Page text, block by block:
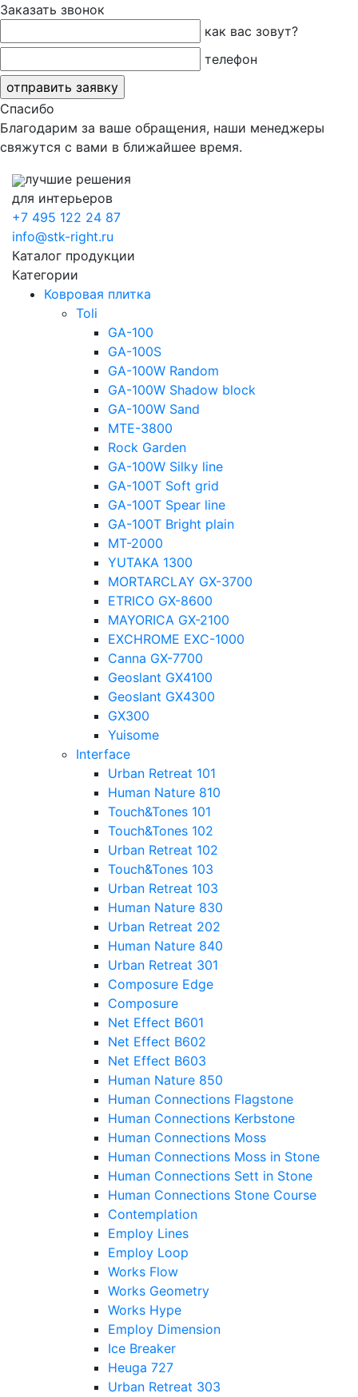
Заказать звонок
как вас зовут?
телефон
Спасибо
Благодарим за ваше обращения, наши менеджеры
свяжутся с вами в ближайшее время.
лучшие решения
для интерьеров
+7 495 122 24 87
info@stk-right.ru
Каталог продукции
Категории
Ковровая плитка
Toli
GA-100
GA-100S
GA-100W Random
GA-100W Shadow block
GA-100W Sand
MTE-3800
Rock Garden
GA-100W Silky line
GA-100T Soft grid
GA-100T Spear line
GA-100T Bright plain
MT-2000
YUTAKA 1300
MORTARCLAY GX-3700
ETRICO GX-8600
MAYORICA GX-2100
EXCHROME EXC-1000
Canna GX-7700
Geoslant GX4100
Geoslant GX4300
GX300
Yuisome
Interface
Urban Retreat 101
Human Nature 810
Touch&Tones 101
Touch&Tones 102
Urban Retreat 102
Touch&Tones 103
Urban Retreat 103
Human Nature 830
Urban Retreat 202
Human Nature 840
Urban Retreat 301
Composure Edge
Composure
Net Effect B601
Net Effect B602
Net Effect B603
Human Nature 850
Human Connections Flagstone
Human Connections Kerbstone
Human Connections Moss
Human Connections Moss in Stone
Human Connections Sett in Stone
Human Connections Stone Course
Contemplation
Employ Lines
Employ Loop
Works Flow
Works Geometry
Works Hype
Employ Dimension
Ice Breaker
Heuga 727
Urban Retreat 303